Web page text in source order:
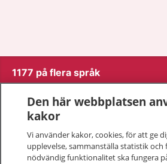
1177 på flera språk
Om 1177
Kontakt
Den här webbplatsen
kakor
Vi använder kakor, cookies, för att ge
upplevelse, sammanställa statistik och
nödvändig funktionalitet ska fungera